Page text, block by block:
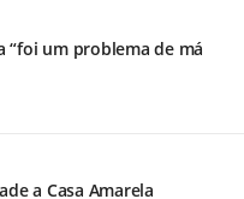
“foi um problema de má
a Casa Amarela